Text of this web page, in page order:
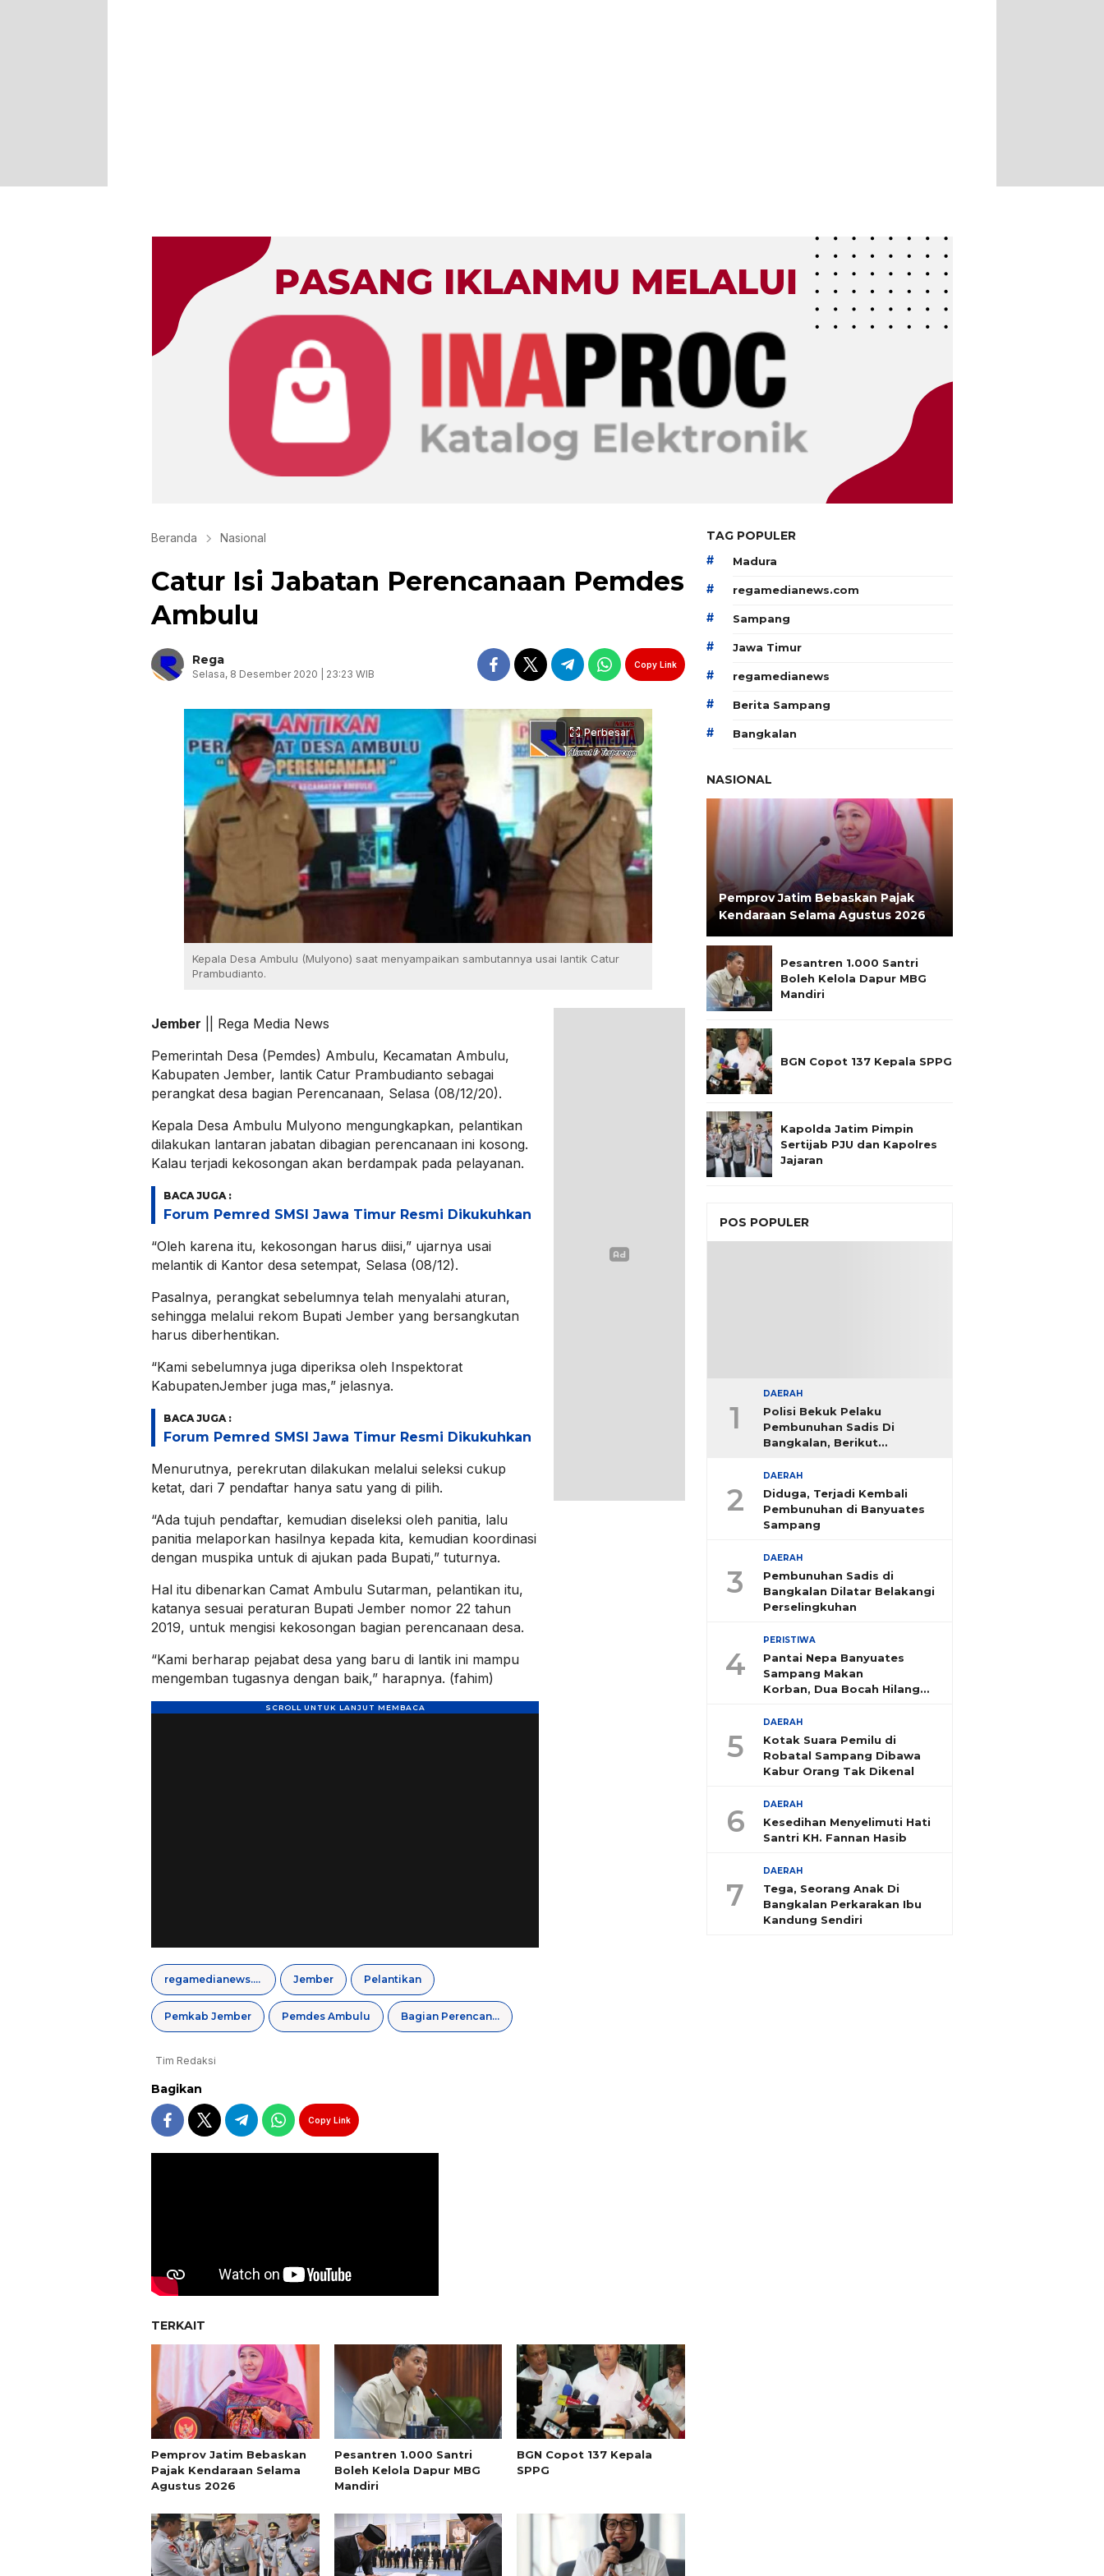
Beranda Nasional
Catur Isi Jabatan Perencanaan Pemdes
Ambulu
Rega
Selasa, 8 Desember 2020 | 23:23 WIB
Copy Link
Perbesar
Kepala Desa Ambulu (Mulyono) saat menyampaikan sambutannya usai lantik Catur
Prambudianto.
Jember || Rega Media News
Pemerintah Desa (Pemdes) Ambulu, Kecamatan Ambulu,
Kabupaten Jember, lantik Catur Prambudianto sebagai
perangkat desa bagian Perencanaan, Selasa (08/12/20).
Kepala Desa Ambulu Mulyono mengungkapkan, pelantikan
dilakukan lantaran jabatan dibagian perencanaan ini kosong.
Kalau terjadi kekosongan akan berdampak pada pelayanan.
BACA JUGA :
Forum Pemred SMSI Jawa Timur Resmi Dikukuhkan
“Oleh karena itu, kekosongan harus diisi,” ujarnya usai
melantik di Kantor desa setempat, Selasa (08/12).
Pasalnya, perangkat sebelumnya telah menyalahi aturan,
sehingga melalui rekom Bupati Jember yang bersangkutan
harus diberhentikan.
“Kami sebelumnya juga diperiksa oleh Inspektorat
KabupatenJember juga mas,” jelasnya.
BACA JUGA :
Forum Pemred SMSI Jawa Timur Resmi Dikukuhkan
Menurutnya, perekrutan dilakukan melalui seleksi cukup
ketat, dari 7 pendaftar hanya satu yang di pilih.
“Ada tujuh pendaftar, kemudian diseleksi oleh panitia, lalu
panitia melaporkan hasilnya kepada kita, kemudian koordinasi
dengan muspika untuk di ajukan pada Bupati,” tuturnya.
Hal itu dibenarkan Camat Ambulu Sutarman, pelantikan itu,
katanya sesuai peraturan Bupati Jember nomor 22 tahun
2019, untuk mengisi kekosongan bagian perencanaan desa.
“Kami berharap pejabat desa yang baru di lantik ini mampu
mengemban tugasnya dengan baik,” harapnya. (fahim)
regamedianews.com Jember Pelantikan
Pemkab Jember Pemdes Ambulu Bagian Perencanaan
Tim Redaksi
Bagikan
Copy Link
TERKAIT
Pemprov Jatim Bebaskan
Pajak Kendaraan Selama
Agustus 2026
Pesantren 1.000 Santri
Boleh Kelola Dapur MBG
Mandiri
BGN Copot 137 Kepala
SPPG
TAG POPULER
# Madura
# regamedianews.com
# Sampang
# Jawa Timur
# regamedianews
# Berita Sampang
# Bangkalan
NASIONAL
Pemprov Jatim Bebaskan Pajak
Kendaraan Selama Agustus 2026
Pesantren 1.000 Santri
Boleh Kelola Dapur MBG
Mandiri
BGN Copot 137 Kepala SPPG
Kapolda Jatim Pimpin
Sertijab PJU dan Kapolres
Jajaran
POS POPULER
1
DAERAH
Polisi Bekuk Pelaku
Pembunuhan Sadis Di
Bangkalan, Berikut
2
DAERAH
Diduga, Terjadi Kembali
Pembunuhan di Banyuates
Sampang
3
DAERAH
Pembunuhan Sadis di
Bangkalan Dilatar Belakangi
Perselingkuhan
4
PERISTIWA
Pantai Nepa Banyuates
Sampang Makan
Korban, Dua Bocah Hilang
5
DAERAH
Kotak Suara Pemilu di
Robatal Sampang Dibawa
Kabur Orang Tak Dikenal
6 DAERAH
Kesedihan Menyelimuti Hati
Santri KH. Fannan Hasib
7
DAERAH
Tega, Seorang Anak Di
Bangkalan Perkarakan Ibu
Kandung Sendiri